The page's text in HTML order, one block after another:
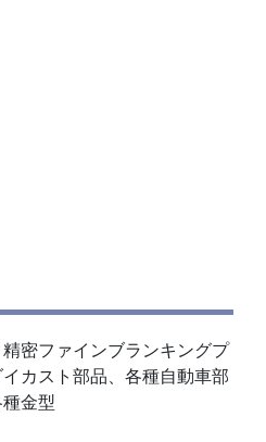
密ファインブランキングプ
カスト部品、各種自動車部
金型